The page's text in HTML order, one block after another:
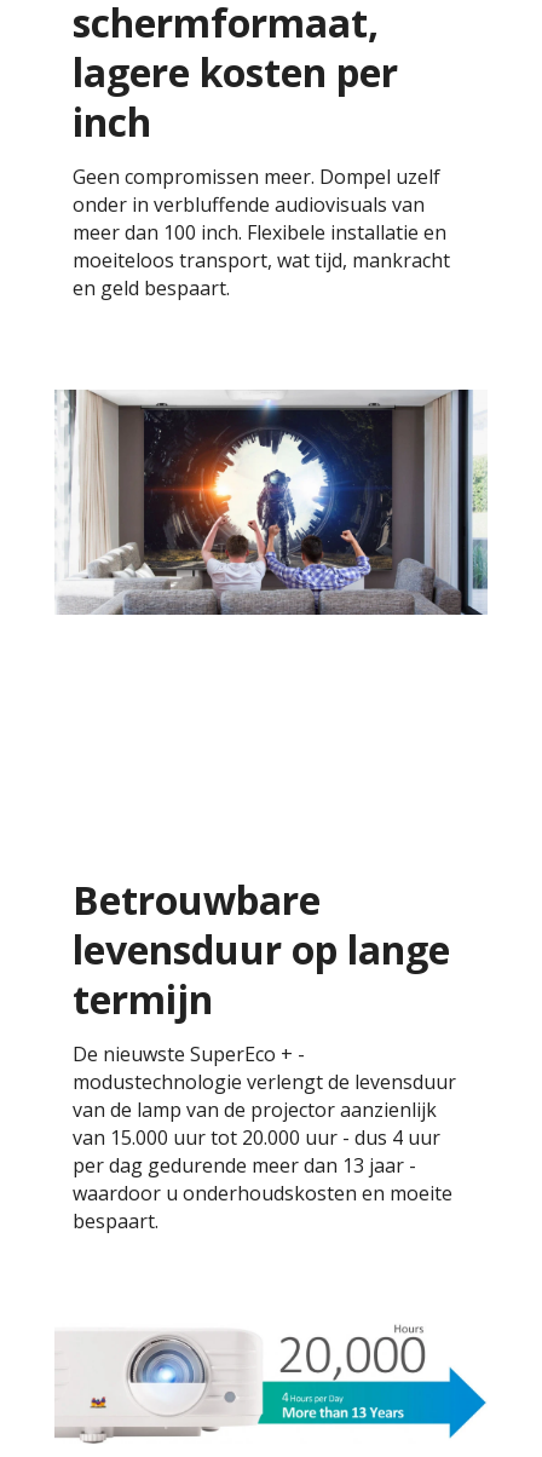
schermformaat,
lagere kosten per
inch
Geen compromissen meer. Dompel uzelf
onder in verbluffende audiovisuals van
meer dan 100 inch. Flexibele installatie en
moeiteloos transport, wat tijd, mankracht
en geld bespaart.
Betrouwbare
levensduur op lange
termijn
De nieuwste SuperEco + -
modustechnologie verlengt de levensduur
van de lamp van de projector aanzienlijk
van 15.000 uur tot 20.000 uur - dus 4 uur
per dag gedurende meer dan 13 jaar -
waardoor u onderhoudskosten en moeite
bespaart.